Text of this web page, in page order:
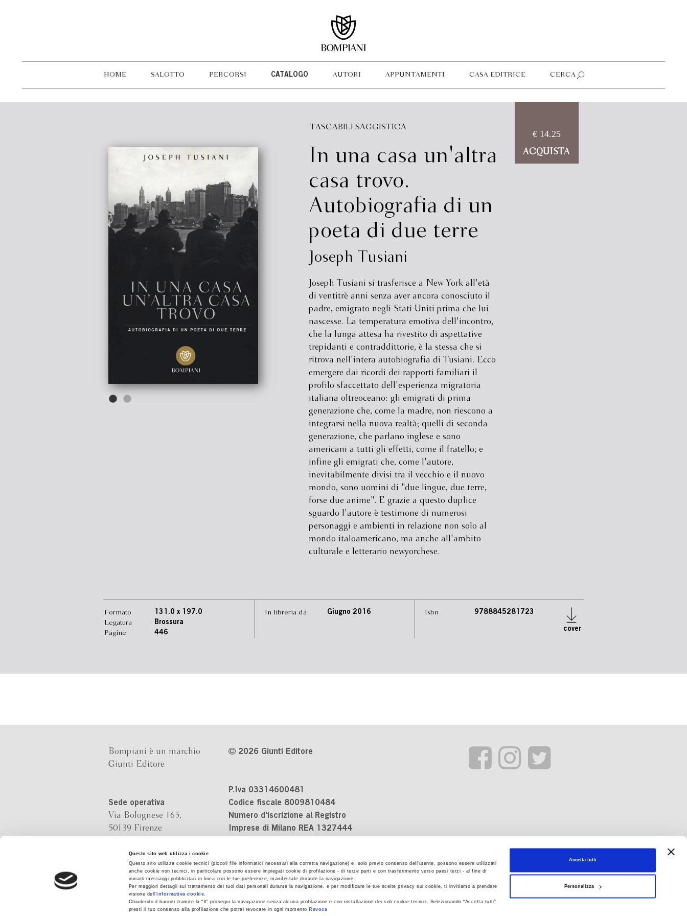
Questo sito web utilizza i cookie
Questo sito utilizza cookie tecnici (piccoli file informatici necessari alla corretta navigazione) e, solo previo consenso dell’utente, possono essere utilizzati
anche cookie non tecnici, in particolare possono essere impiegati cookie di profilazione - di terze parti e con trasferimento verso paesi terzi - al fine di
inviarti messaggi pubblicitari in linea con le tue preferenze, manifestate durante la navigazione.
Per maggiori dettagli sul trattamento dei tuoi dati personali durante la navigazione, e per modificare le tue scelte privacy sui cookie, ti invitiamo a prendere
visione dell’informativa cookie.
Chiudendo il banner tramite la “X” prosegui la navigazione senza alcuna profilazione e con installazione dei soli cookie tecnici. Selezionando “Accetta tutti”
presti il tuo consenso alla profilazione che potrai revocare in ogni momento Revoca
Accetta tutti
Personalizza
HOME SALOTTO PERCORSI CATALOGO AUTORI APPUNTAMENTI CASA EDITRICE CERCA
TASCABILI SAGGISTICA
In una casa un'altra
casa trovo.
Autobiografia di un
poeta di due terre
Joseph Tusiani
Joseph Tusiani si trasferisce a New York all'età
di ventitrè anni senza aver ancora conosciuto il
padre, emigrato negli Stati Uniti prima che lui
nascesse. La temperatura emotiva dell'incontro,
che la lunga attesa ha rivestito di aspettative
trepidanti e contraddittorie, è la stessa che si
ritrova nell'intera autobiografia di Tusiani. Ecco
emergere dai ricordi dei rapporti familiari il
profilo sfaccettato dell'esperienza migratoria
italiana oltreoceano: gli emigrati di prima
generazione che, come la madre, non riescono a
integrarsi nella nuova realtà; quelli di seconda
generazione, che parlano inglese e sono
americani a tutti gli effetti, come il fratello; e
infine gli emigrati che, come l'autore,
inevitabilmente divisi tra il vecchio e il nuovo
mondo, sono uomini di "due lingue, due terre,
forse due anime". E grazie a questo duplice
sguardo l'autore è testimone di numerosi
personaggi e ambienti in relazione non solo al
mondo italoamericano, ma anche all'ambito
culturale e letterario newyorchese.
€ 14.25
ACQUISTA
Formato
Legatura
Pagine
131.0 x 197.0
Brossura
446
In libreria da Giugno 2016 Isbn 9788845281723
cover
Bompiani è un marchio
Giunti Editore
Sede operativa
Via Bolognese 165,
50139 Firenze
Sede legale
Via G.B.Pirelli 30,
20124 Milano
2026 Giunti Editore
P.Iva 03314600481
Codice fiscale 8009810484
Numero d'iscrizione al Registro
Imprese di Milano REA 1327444
Cookie Policy
Contatti